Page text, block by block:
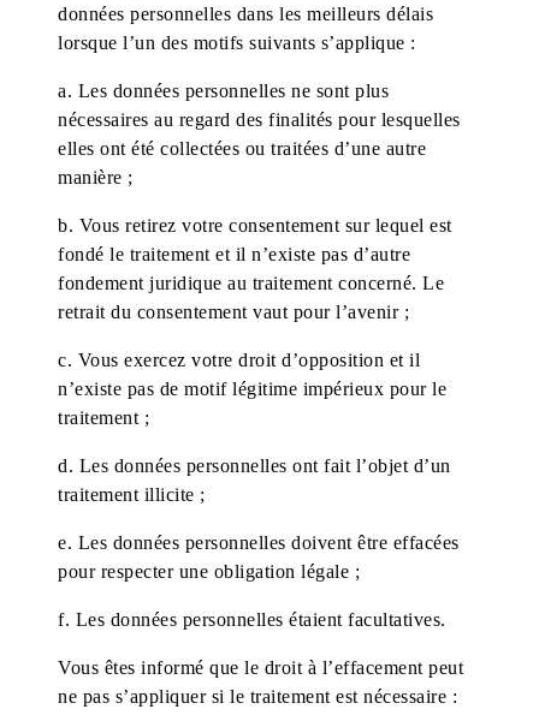
données personnelles dans les meilleurs délais
lorsque l’un des motifs suivants s’applique :
a. Les données personnelles ne sont plus
nécessaires au regard des finalités pour lesquelles
elles ont été collectées ou traitées d’une autre
manière ;
b. Vous retirez votre consentement sur lequel est
fondé le traitement et il n’existe pas d’autre
fondement juridique au traitement concerné. Le
retrait du consentement vaut pour l’avenir ;
c. Vous exercez votre droit d’opposition et il
n’existe pas de motif légitime impérieux pour le
traitement ;
d. Les données personnelles ont fait l’objet d’un
traitement illicite ;
e. Les données personnelles doivent être effacées
pour respecter une obligation légale ;
f. Les données personnelles étaient facultatives.
Vous êtes informé que le droit à l’effacement peut
ne pas s’appliquer si le traitement est nécessaire :